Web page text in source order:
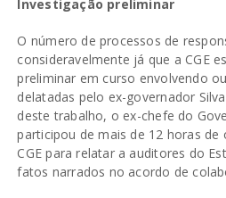
Investigação preliminar
O número de processos de
consideravelmente já que a CGE
preliminar em curso envolvendo
delatadas pelo ex-governador
deste trabalho, o ex-chefe do
participou de mais de 12 horas de
CGE para relatar a auditores do
fatos narrados no acordo de